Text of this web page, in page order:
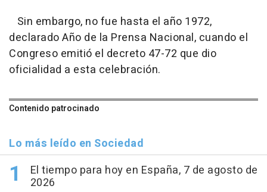
Sin embargo, no fue hasta el año 1972,
declarado Año de la Prensa Nacional, cuando el
Congreso emitió el decreto 47-72 que dio
oficialidad a esta celebración.
Contenido patrocinado
Lo más leído en Sociedad
El tiempo para hoy en España, 7 de agosto de
2026